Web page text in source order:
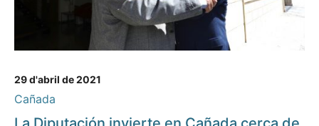
29 d'abril de 2021
Cañada